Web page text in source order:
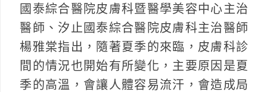
國泰綜合醫院皮膚科暨醫學美容中心主治
醫師、汐止國泰綜合醫院皮膚科主治醫師
楊雅棠指出，隨著夏季的來臨，皮膚科診
間的情況也開始有所變化，主要原因是夏
季的高溫，會讓人體容易流汗，會造成局